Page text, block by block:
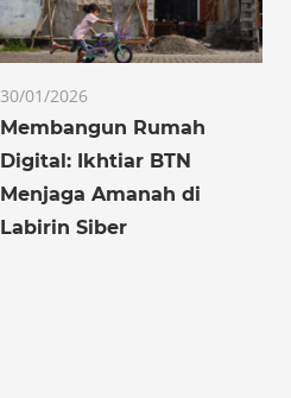
30/01/2026
Membangun Rumah
Digital: Ikhtiar BTN
Menjaga Amanah di
Labirin Siber